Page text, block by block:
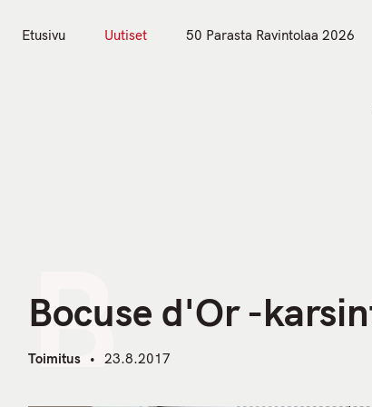
Etusivu Uutiset 50 Parasta Ravintolaa 2026
B
Bocuse d'Or -
Toimitus 23.8.2017